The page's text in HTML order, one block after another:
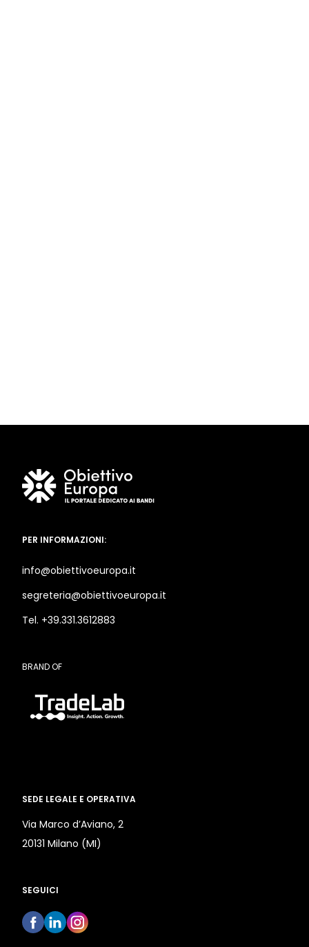
PER INFORMAZIONI:
info@obiettivoeuropa.it
segreteria@obiettivoeuropa.it
Tel. +39.331.3612883
BRAND OF
SEDE LEGALE E OPERATIVA
Via Marco d’Aviano, 2
20131 Milano (MI)
SEGUICI